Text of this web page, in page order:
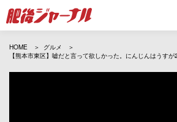
HOME
グルメ
【熊本市東区】嘘だと言って欲しかった。にんじんはうす